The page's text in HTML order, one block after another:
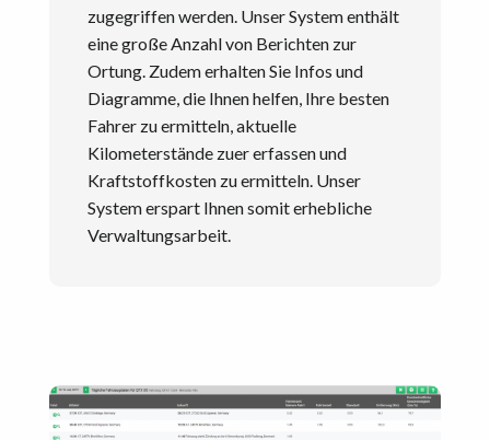
zugegriffen werden. Unser System enthält
eine große Anzahl von Berichten zur
Ortung. Zudem erhalten Sie Infos und
Diagramme, die Ihnen helfen, Ihre besten
Fahrer zu ermitteln, aktuelle
Kilometerstände zuer erfassen und
Kraftstoffkosten zu ermitteln. Unser
System erspart Ihnen somit erhebliche
Verwaltungsarbeit.